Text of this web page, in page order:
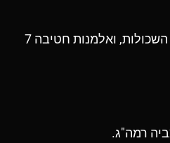
ואלמנות חטיבה 7
רמה"ג.